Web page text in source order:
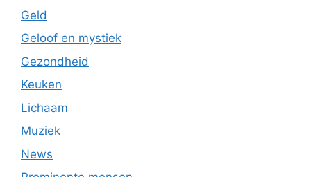
Geld
Geloof en mystiek
Gezondheid
Keuken
Lichaam
Muziek
News